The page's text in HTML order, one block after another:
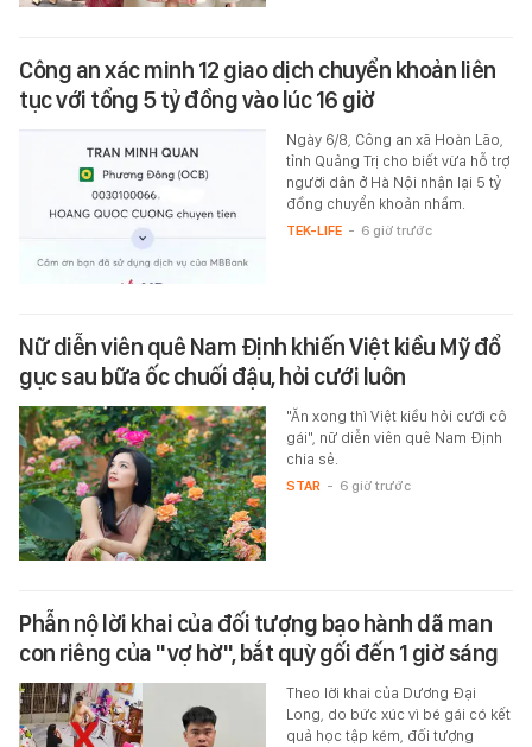
Công an xác minh 12 giao dịch chuyển khoản liên
tục với tổng 5 tỷ đồng vào lúc 16 giờ
Ngày 6/8, Công an xã Hoàn Lão,
tỉnh Quảng Trị cho biết vừa hỗ trợ
người dân ở Hà Nội nhận lại 5 tỷ
đồng chuyển khoản nhầm.
TEK-LIFE - 6 giờ trước
Nữ diễn viên quê Nam Định khiến Việt kiều Mỹ đổ
gục sau bữa ốc chuối đậu, hỏi cưới luôn
"Ăn xong thì Việt kiều hỏi cưới cô
gái", nữ diễn viên quê Nam Định
chia sẻ.
STAR - 6 giờ trước
Phẫn nộ lời khai của đối tượng bạo hành dã man
con riêng của "vợ hờ", bắt quỳ gối đến 1 giờ sáng
Theo lời khai của Dương Đại
Long, do bức xúc vì bé gái có kết
quả học tập kém, đối tượng